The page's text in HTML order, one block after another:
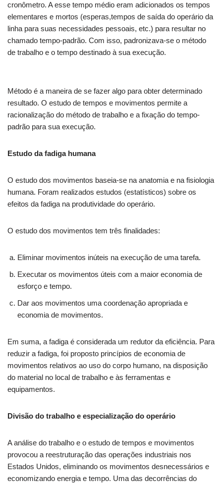
cronômetro. A esse tempo médio eram adicionados os tempos
elementares e mortos (esperas,tempos de saída do operário da
linha para suas necessidades pessoais, etc.) para resultar no
chamado tempo-padrão. Com isso, padronizava-se o método
de trabalho e o tempo destinado à sua execução.
Método é a maneira de se fazer algo para obter determinado
resultado. O estudo de tempos e movimentos permite a
racionalização do método de trabalho e a fixação do tempo-
padrão para sua execução.
Estudo da fadiga humana
O estudo dos movimentos baseia-se na anatomia e na fisiologia
humana. Foram realizados estudos (estatísticos) sobre os
efeitos da fadiga na produtividade do operário.
O estudo dos movimentos tem três finalidades:
Eliminar movimentos inúteis na execução de uma tarefa.
Executar os movimentos úteis com a maior economia de
esforço e tempo.
Dar aos movimentos uma coordenação apropriada e
economia de movimentos.
Em suma, a fadiga é considerada um redutor da eficiência. Para
reduzir a fadiga, foi proposto princípios de economia de
movimentos relativos ao uso do corpo humano, na disposição
do material no local de trabalho e às ferramentas e
equipamentos.
Divisão do trabalho e especialização do operário
A análise do trabalho e o estudo de tempos e movimentos
provocou a reestruturação das operações industriais nos
Estados Unidos, eliminando os movimentos desnecessários e
economizando energia e tempo. Uma das decorrências do